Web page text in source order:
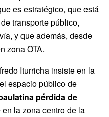
es estratégico, que está
transporte público,
y que además, desde
zona OTA.
Iturricha insiste en la
espacio público de
pérdida de
en la zona centro de la